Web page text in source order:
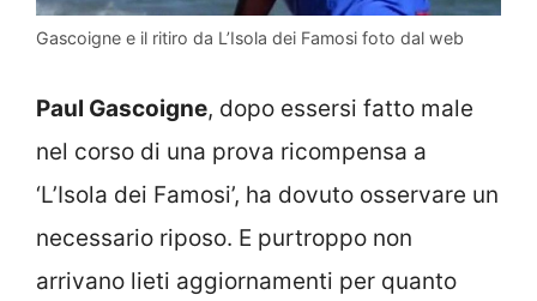
Gascoigne e il ritiro da L’Isola dei Famosi foto dal web
Paul Gascoigne, dopo essersi fatto male
nel corso di una prova ricompensa a
‘L’Isola dei Famosi’, ha dovuto osservare un
necessario riposo. E purtroppo non
arrivano lieti aggiornamenti per quanto